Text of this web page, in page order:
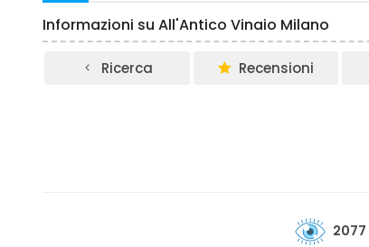
Informazioni su All'Antico Vinaio Milano
Ricerca Recensioni
2077